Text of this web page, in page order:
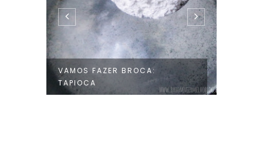
VAMOS FAZER BROCA:
TAPIOCA